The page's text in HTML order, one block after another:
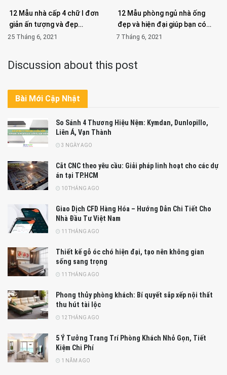
12 Mẫu nhà cấp 4 chữ l đơn
giản ấn tượng và đẹp…
25 Tháng 6, 2021
12 Mẫu phòng ngủ nhà ống
đẹp và hiện đại giúp bạn có…
7 Tháng 6, 2021
Discussion about this post
Bài Mới Cập Nhật
So Sánh 4 Thương Hiệu Nệm: Kymdan, Dunlopillo,
Liên Á, Vạn Thành
3 NGÀY AGO
Cắt CNC theo yêu cầu: Giải pháp linh hoạt cho các dự
án tại TP.HCM
10 THÁNG AGO
Giao Dịch CFD Hàng Hóa – Hướng Dẫn Chi Tiết Cho
Nhà Đầu Tư Việt Nam
11 THÁNG AGO
Thiết kế gỗ óc chó hiện đại, tạo nên không gian
sống sang trọng
11 THÁNG AGO
Phong thủy phòng khách: Bí quyết sắp xếp nội thất
thu hút tài lộc
12 THÁNG AGO
5 Ý Tưởng Trang Trí Phòng Khách Nhỏ Gọn, Tiết
Kiệm Chi Phí
1 NĂM AGO